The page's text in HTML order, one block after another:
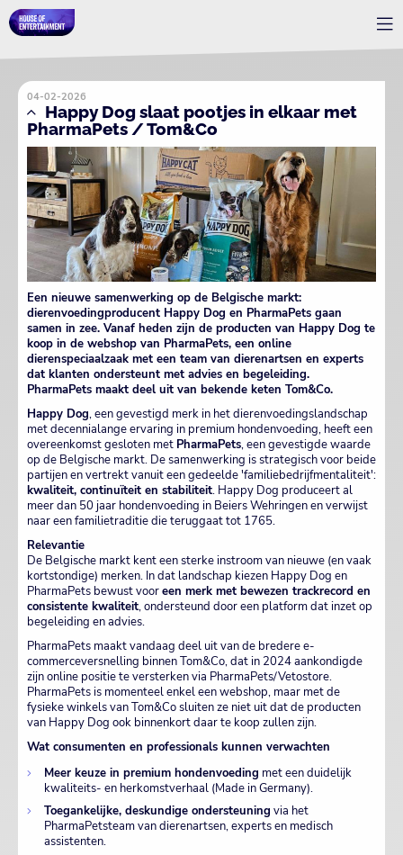
04-02-2026
Happy Dog slaat pootjes in elkaar met
PharmaPets / Tom&Co
Een nieuwe samenwerking op de Belgische markt:
dierenvoedingproducent Happy Dog en PharmaPets gaan
samen in zee. Vanaf heden zijn de producten van Happy Dog te
koop in de webshop van PharmaPets, een online
dierenspeciaalzaak met een team van dierenartsen en experts
dat klanten ondersteunt met advies en begeleiding.
PharmaPets maakt deel uit van bekende keten Tom&Co.
Happy Dog, een gevestigd merk in het dierenvoedingslandschap
met decennialange ervaring in premium hondenvoeding, heeft een
overeenkomst gesloten met PharmaPets, een gevestigde waarde
op de Belgische markt. De samenwerking is strategisch voor beide
partijen en vertrekt vanuit een gedeelde 'familiebedrijfmentaliteit':
kwaliteit, continuïteit en stabiliteit. Happy Dog produceert al
meer dan 50 jaar hondenvoeding in Beiers Wehringen en verwijst
naar een familietraditie die teruggaat tot 1765.
Relevantie
De Belgische markt kent een sterke instroom van nieuwe (en vaak
kortstondige) merken. In dat landschap kiezen Happy Dog en
PharmaPets bewust vooreen merk met bewezen trackrecord en
consistente kwaliteit, ondersteund door een platform dat inzet op
begeleiding en advies.
PharmaPets maakt vandaag deel uit van de bredere e-
commerceversnelling binnen Tom&Co, dat in 2024 aankondigde
zijn online positie te versterken via PharmaPets/Vetostore.
PharmaPets is momenteel enkel een webshop, maar met de
fysieke winkels van Tom&Co sluiten ze niet uit dat de producten
van Happy Dog ook binnenkort daar te koop zullen zijn.
Wat consumenten en professionals kunnen verwachten
Meer keuze in premium hondenvoeding met een duidelijk
kwaliteits- en herkomstverhaal (Made in Germany).
Toegankelijke, deskundige ondersteuning via het
PharmaPetsteam van dierenartsen, experts en medisch
assistenten.